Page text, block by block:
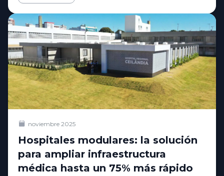
noviembre 2025
Hospitales modulares: la solución
para ampliar infraestructura
médica hasta un 75% más rápido